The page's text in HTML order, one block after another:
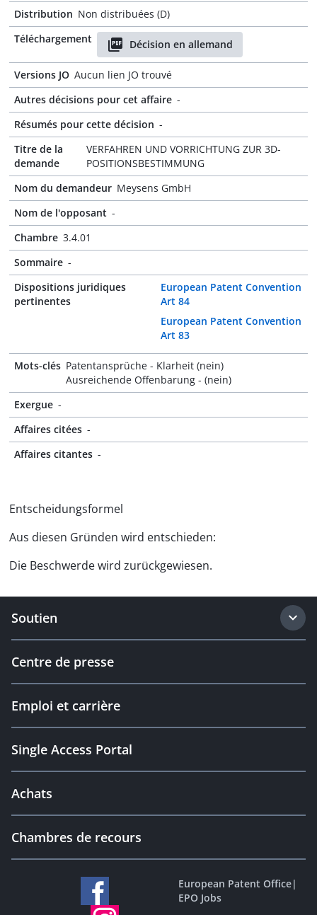
Distribution Non distribuées (D)
Téléchargement
Décision en allemand
Versions JO Aucun lien JO trouvé
Autres décisions pour cet affaire -
Résumés pour cette décision -
Titre de la
demande
VERFAHREN UND VORRICHTUNG ZUR 3D-
POSITIONSBESTIMMUNG
Nom du demandeur Meysens GmbH
Nom de l'opposant -
Chambre 3.4.01
Sommaire -
Dispositions juridiques
pertinentes
European Patent Convention
Art 84
European Patent Convention
Art 83
Mots-clés Patentansprüche - Klarheit (nein)
Ausreichende Offenbarung - (nein)
Exergue -
Affaires citées -
Affaires citantes -
Entscheidungsformel
Aus diesen Gründen wird entschieden:
Die Beschwerde wird zurückgewiesen.
Soutien
Centre de presse
Emploi et carrière
Single Access Portal
Achats
Chambres de recours
European Patent Office|
EPO Jobs